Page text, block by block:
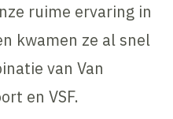
ruime ervaring in
kwamen ze al snel
van Van
en VSF.